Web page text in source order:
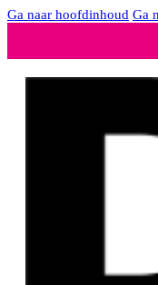
Ga naar hoofdinhoud Ga